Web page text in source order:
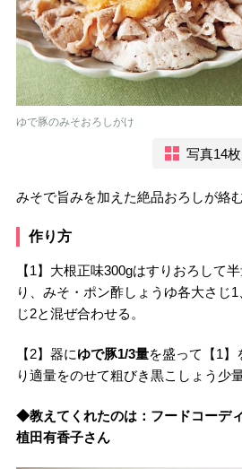
ゆで豚のみそおろしがけ
写真14枚
みそで旨みを加えた絶品おろしが絡
作り方
【1】大根正味300gはすりおろして
り、みそ・ポン酢しょうゆ各大さじ
じ2と混ぜ合わせる。
【2】器にゆで豚1/3量を盛って【1】
り適量をのせて粗びき黒こしょう少
◆教えてくれたのは：フードコーデ
植田有香子さん